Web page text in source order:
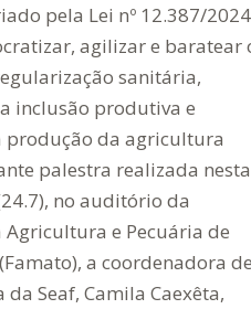
pela Lei nº 12.387/2024
agilizar e baratear
sanitária,
inclusão produtiva e
produção da agricultura
palestra realizada nesta
no auditório da
Agricultura e Pecuária de
a coordenadora de
Seaf, Camila Caexêta,